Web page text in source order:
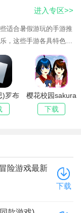
的人匹配在一起，创
记录彼此的恋爱瞬
可开始互动了，在
要的日子，能够帮
露。
让情侣们在互动中
适合暑假游玩的手游推
，这些手游各具特色，
体验冒险、策略、竞技
进入专区>>
)罗布
国际
樱花校园sakura
schoolsimulator
下载正版英文版
下载
险游戏最新
下载